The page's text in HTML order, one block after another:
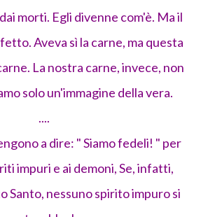
morti. Egli divenne com'è. Ma il
Aveva sì la carne, ma questa
La nostra carne, invece, non
solo un'immagine della vera.
....
a dire: " Siamo fedeli! " per
impuri e ai demoni, Se, infatti,
Santo, nessuno spirito impuro si